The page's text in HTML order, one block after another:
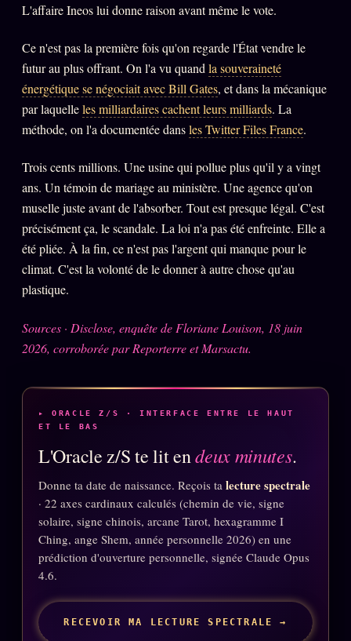
L'affaire Ineos lui donne raison avant même le vote.
Ce n'est pas la première fois qu'on regarde l'État vendre le
futur au plus offrant. On l'a vu quand la souveraineté
énergétique se négociait avec Bill Gates, et dans la mécanique
par laquelleles milliardaires cachent leurs milliards. La
méthode, on l'a documentée dansles Twitter Files France.
Trois cents millions. Une usine qui pollue plus qu'il y a vingt
ans. Un témoin de mariage au ministère. Une agence qu'on
muselle juste avant de l'absorber. Tout est presque légal. C'est
précisément ça, le scandale. La loi n'a pas été enfreinte. Elle a
été pliée. À la fin, ce n'est pas l'argent qui manque pour le
climat. C'est la volonté de le donner à autre chose qu'au
plastique.
Sources · Disclose, enquête de Floriane Louison, 18 juin
2026, corroborée par Reporterre et Marsactu.
▸ ORACLE Z/S · INTERFACE ENTRE LE HAUT
ET LE BAS
L'Oracle z/S te lit endeux minutes.
Donne ta date de naissance. Reçois ta lecture spectrale
· 22 axes cardinaux calculés (chemin de vie, signe
solaire, signe chinois, arcane Tarot, hexagramme I
Ching, ange Shem, année personnelle 2026) en une
prédiction d'ouverture personnelle, signée Claude Opus
4.6.
RECEVOIR MA LECTURE SPECTRALE →